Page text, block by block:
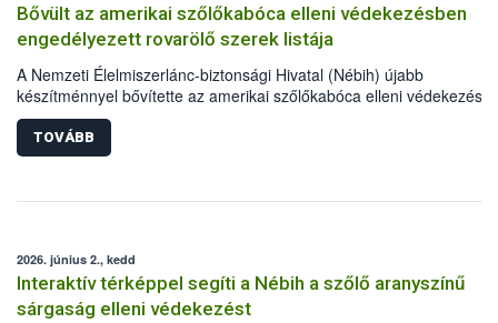
Bővült az amerikai szőlőkabóca elleni védekezésben
engedélyezett rovarölő szerek listája
A Nemzeti Élelmiszerlánc-biztonsági Hivatal (Nébih) újabb
készítménnyel bővítette az amerikai szőlőkabóca elleni védekezésre
engedélyezett rovarölő szerek körét: immár 55 készítménnyel lehet
védekezni a szőlő aranyszínű sárgasága betegséget terjesztő
ellen. A frissen engedélyt kapott szer, gazdaságokban és
TOVÁBB
2026. június 2., kedd
Interaktív térképpel segíti a Nébih a szőlő aranyszínű
sárgaság elleni védekezést